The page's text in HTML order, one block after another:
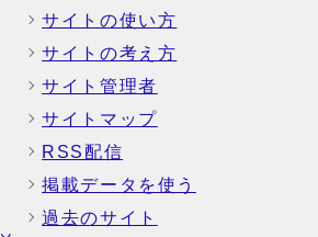
サイトの使い方
サイトの考え方
サイト管理者
サイトマップ
RSS配信
掲載データを使う
過去のサイト